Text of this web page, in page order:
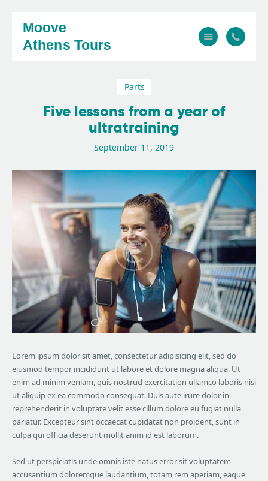
Moove
Athens Tours
About
Gallery
Contact
Parts
Five lessons from a year of
ultratraining
September 11, 2019
Lorem ipsum dolor sit amet, consectetur adipisicing elit, sed do
eiusmod tempor incididunt ut labore et dolore magna aliqua. Ut
enim ad minim veniam, quis nostrud exercitation ullamco laboris nisi
ut aliquip ex ea commodo consequat. Duis aute irure dolor in
reprehenderit in voluptate velit esse cillum dolore eu fugiat nulla
pariatur. Excepteur sint occaecat cupidatat non proident, sunt in
culpa qui officia deserunt mollit anim id est laborum.
Sed ut perspiciatis unde omnis iste natus error sit voluptatem
accusantium doloremque laudantium, totam rem aperiam, eaque